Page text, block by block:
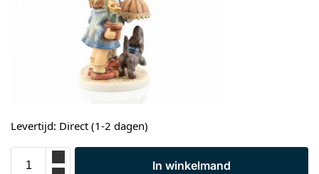
Levertijd: Direct (1-2 dagen)
In winkelmand